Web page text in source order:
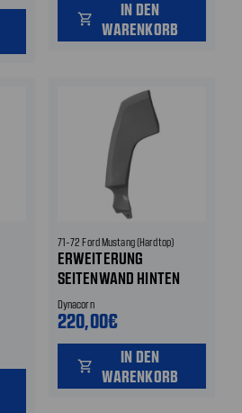
shopping_cart
IN DEN
WARENKORB
71-72 Ford Mustang (Hardtop)
ERWEITERUNG
SEITENWAND HINTEN
HINTEN LINKS
Dynacorn
220,00€
shopping_cart
IN DEN
WARENKORB